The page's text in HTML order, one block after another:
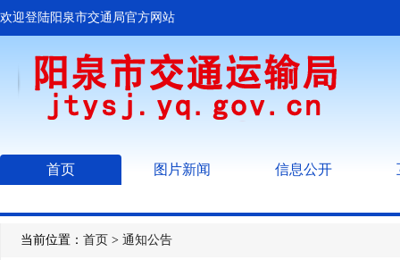
欢迎登陆阳泉市交通局官方网站
首页 图片新闻 信息公开
当前位置： 首页 > 通知公告